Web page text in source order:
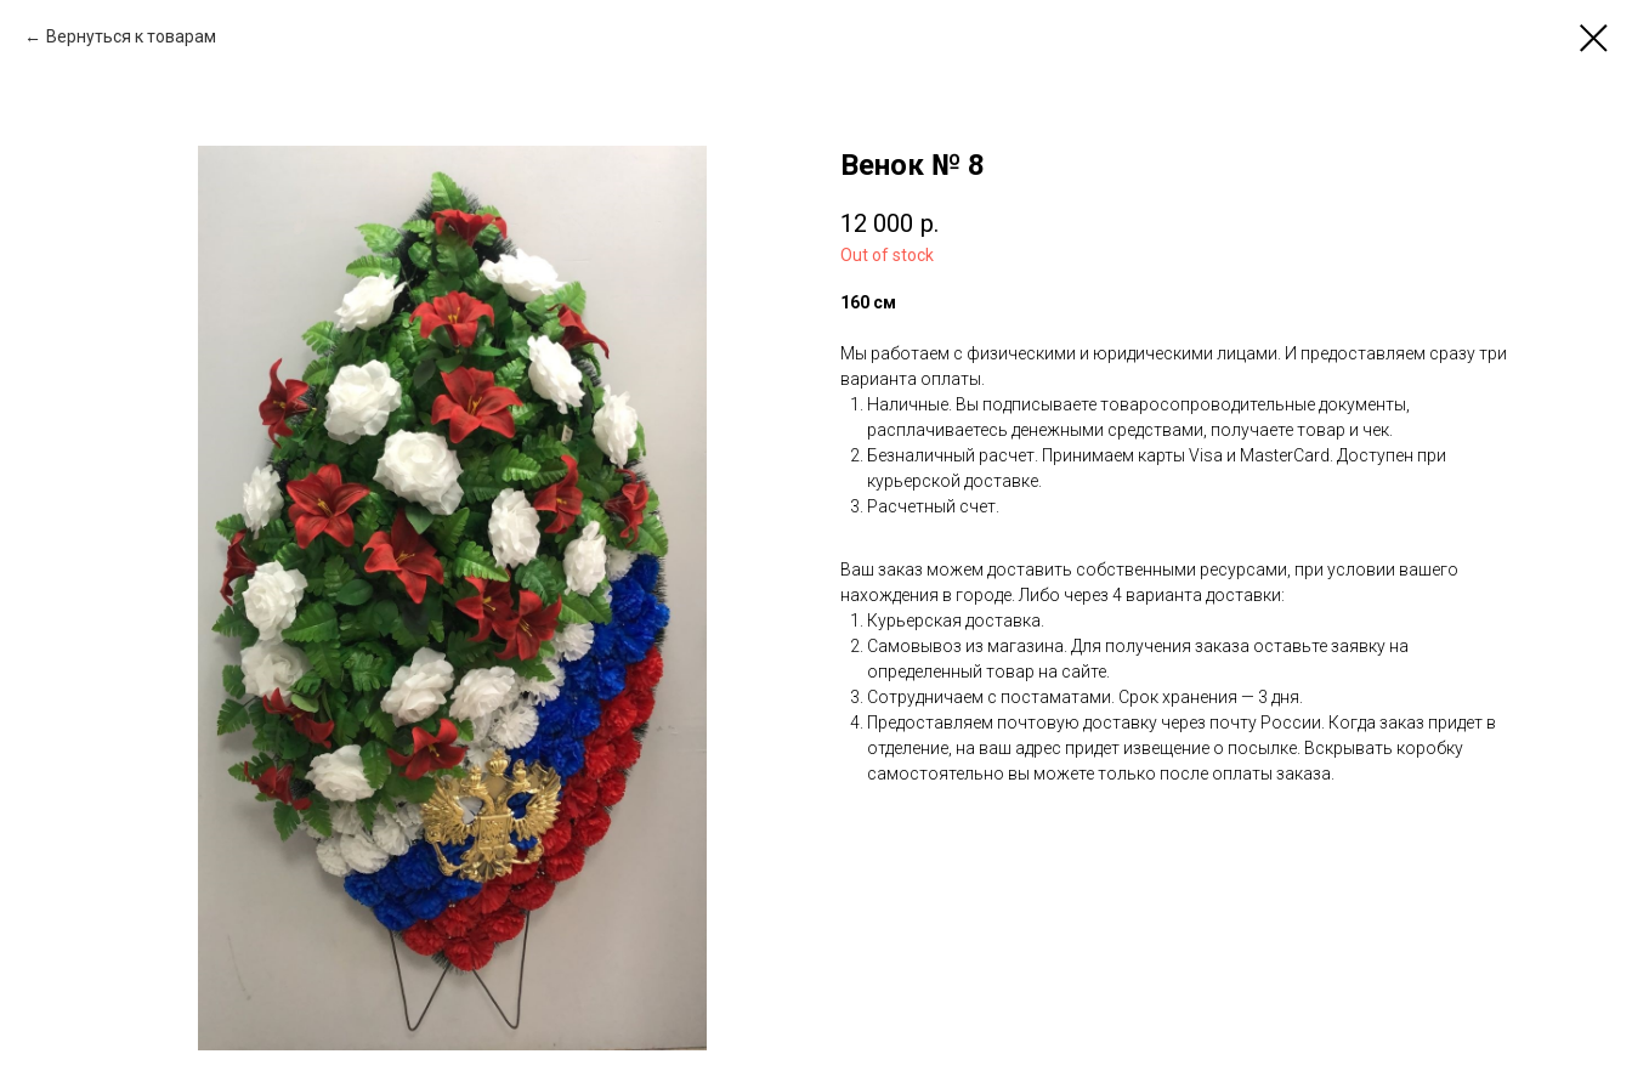
Вернуться к товарам
Венок № 8
12 000 р.
Out of stock
160 см
Мы работаем с физическими и юридическими лицами. И предоставляем сразу три
варианта оплаты.
Наличные. Вы подписываете товаросопроводительные документы,
расплачиваетесь денежными средствами, получаете товар и чек.
Безналичный расчет. Принимаем карты Visa и MasterCard. Доступен при
курьерской доставке.
Расчетный счет.
Ваш заказ можем доставить собственными ресурсами, при условии вашего
нахождения в городе. Либо через 4 варианта доставки:
Курьерская доставка.
Самовывоз из магазина. Для получения заказа оставьте заявку на
определенный товар на сайте.
Сотрудничаем с постаматами. Срок хранения — 3 дня.
Предоставляем почтовую доставку через почту России. Когда заказ придет в
отделение, на ваш адрес придет извещение о посылке. Вскрывать коробку
самостоятельно вы можете только после оплаты заказа.